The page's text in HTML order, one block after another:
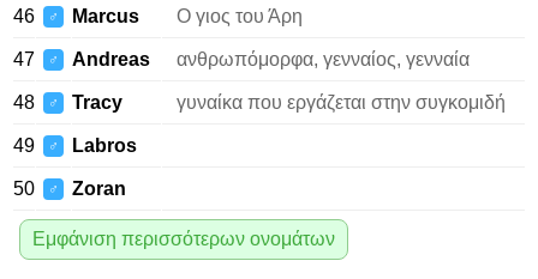
46 ♂ Marcus Ο γιος του Άρη
47 ♂ Andreas ανθρωπόμορφα, γενναίος, γενναία
48 ♂ Tracy γυναίκα που εργάζεται στην συγκομιδή
49 ♂ Labros
50 ♂ Zoran
Εμφάνιση περισσότερων ονομάτων